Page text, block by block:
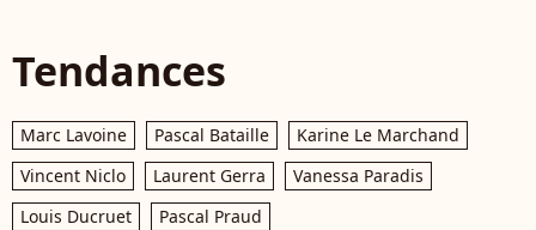
Tendances
Marc Lavoine Pascal Bataille
Karine Le Marchand
Vincent Niclo
Laurent Gerra
Vanessa Paradis
Louis Ducruet
Pascal Praud